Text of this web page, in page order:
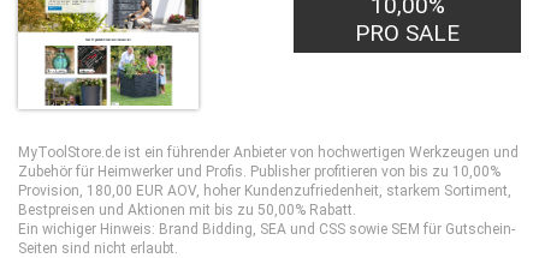
PRO SALE
MyToolStore.de ist ein führender Anbieter von hochwertigen Werkzeugen und
Zubehör für Heimwerker und Profis. Publisher profitieren von bis zu 10,00%
Provision, 180,00 EUR AOV, hoher Kundenzufriedenheit, starkem Sortiment,
Bestpreisen und Aktionen mit bis zu 50,00% Rabatt.
Ein wichiger Hinweis: Brand Bidding, SEA und CSS sowie SEM für Gutschein-
Seiten sind nicht erlaubt.